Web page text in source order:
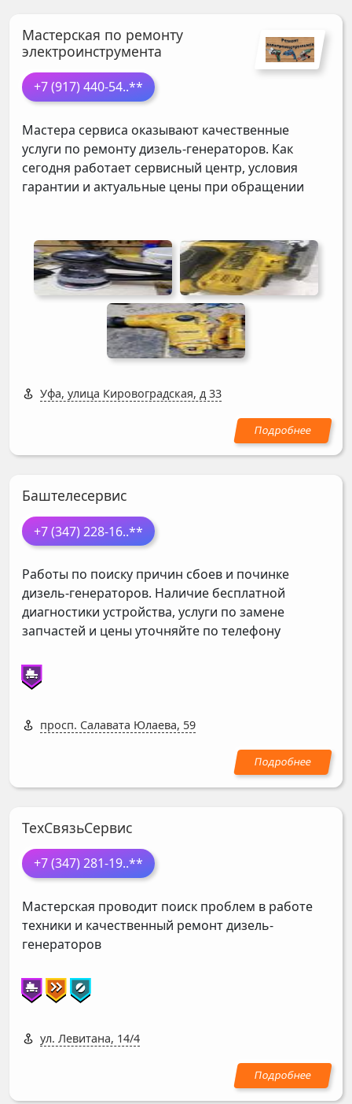
Мастерская по ремонту
электроинструмента
+7 (917) 440-54..**
Мастера сервиса оказывают качественные
услуги по ремонту дизель-генераторов. Как
сегодня работает сервисный центр, условия
гарантии и актуальные цены при обращении
Уфа, улица Кировоградская, д 33
Баштелесервис
+7 (347) 228-16..**
Работы по поиску причин сбоев и починке
дизель-генераторов. Наличие бесплатной
диагностики устройства, услуги по замене
запчастей и цены уточняйте по телефону
просп. Салавата Юлаева, 59
ТехСвязьСервис
+7 (347) 281-19..**
Мастерская проводит поиск проблем в работе
техники и качественный ремонт дизель-
генераторов
ул. Левитана, 14/4